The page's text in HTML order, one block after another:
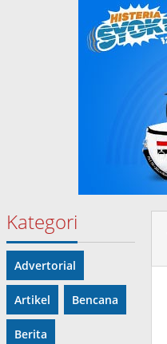
Kategori
Advertorial
Artikel Bencana
Berita